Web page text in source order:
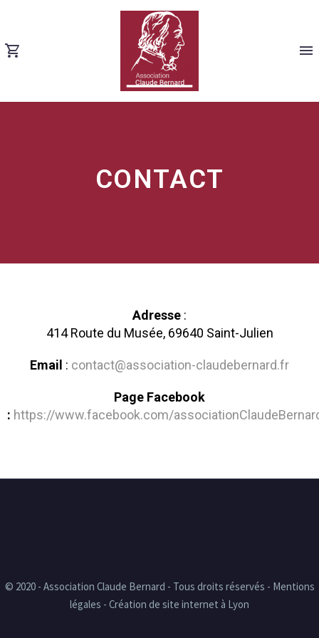
CONTACT
Adresse :
414 Route du Musée, 69640 Saint-Julien
Email : contact@association-claudebernard.fr
Page Facebook
: https://www.facebook.com/
© 2020 - Association Claude Bernard - Tous droits réservés - Mentions
légales - Création de site internet à Lyon